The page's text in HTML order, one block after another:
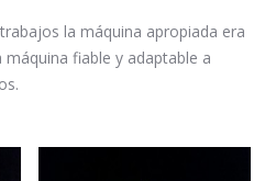
la máquina apropiada era
máquina fiable y adaptable a